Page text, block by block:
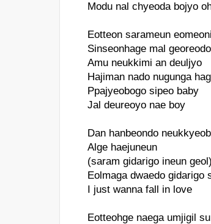
Modu nal chyeoda bojyo
Eotteon sarameun
Sinseonhage mal georeodo
Amu neukkimi an deuljyo
Hajiman nado nugunga
Ppajyeobogo sipeo baby
Jal deureoyo nae boy
Dan hanbeondo
Alge haejuneun
(saram gidarigo ineun geol)
Eolmaga dwaedo gidarigo
I just wanna fall in love
Eotteohge naega umjigil